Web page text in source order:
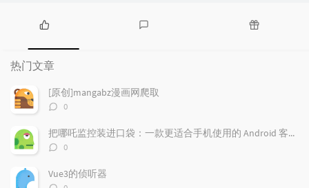
热
门
文
章
论
热门文章
[原创]mangabz漫画网爬取
评
数：
0
把哪吒监控装进口袋：一款更适合手机使用的 Android 客户端
评
数：
0
Vue3的侦听器
评